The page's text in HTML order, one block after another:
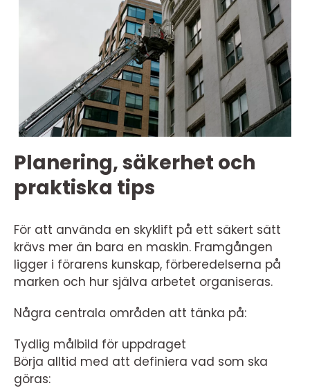
Planering, säkerhet och
praktiska tips
För att använda en skyklift på ett säkert sätt
krävs mer än bara en maskin. Framgången
ligger i förarens kunskap, förberedelserna på
marken och hur själva arbetet organiseras.
Några centrala områden att tänka på:
Tydlig målbild för uppdraget
Börja alltid med att definiera vad som ska
göras: